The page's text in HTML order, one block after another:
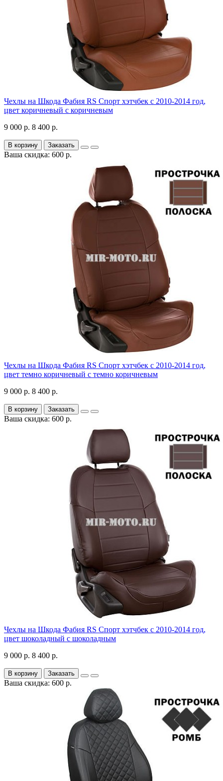
Чехлы на Шкода Фабия RS Спорт хэтчбек с 2010-2014 год,
цвет коричневый с коричневым
9 000 р. 8 400 р.
В корзину Заказать
Ваша скидка: 600 р.
Чехлы на Шкода Фабия RS Спорт хэтчбек с 2010-2014 год,
цвет темно коричневый с темно коричневым
9 000 р. 8 400 р.
В корзину Заказать
Ваша скидка: 600 р.
Чехлы на Шкода Фабия RS Спорт хэтчбек с 2010-2014 год,
цвет шоколадный с шоколадным
9 000 р. 8 400 р.
В корзину Заказать
Ваша скидка: 600 р.